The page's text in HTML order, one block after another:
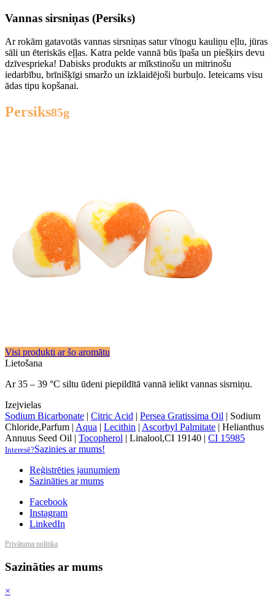
Vannas sirsniņas (Persiks)
Ar rokām gatavotās vannas sirsniņas satur vīnogu kauliņu eļlu, jūras
sāli un ēteriskās eļļas. Katra pelde vannā būs īpaša un piešķirs devu
dzīvesprieka! Dabisks produkts ar mīkstinošu un mitrinošu
iedarbību, brīnišķīgi smaržo un izklaidējoši burbuļo. Ieteicams visu
ādas tipu kopšanai.
Persiks85g
Visi produkti ar šo aromātu
Lietošana
Ar 35 – 39 °C siltu ūdeni piepildītā vannā ielikt vannas sisrniņu.
Izejvielas
Sodium Bicarbonate | Citric Acid | Persea Gratissima Oil | Sodium
Chloride,Parfum | Aqua | Lecithin | Ascorbyl Palmitate | Helianthus
Annuus Seed Oil | Tocopherol | Linalool,CI 19140 | CI 15985
Interesē?Sazinies ar mums!
Reģistrēties jaunumiem
Sazināties ar mums
Facebook
Instagram
LinkedIn
Privātuma politika
Sazināties ar mums
×